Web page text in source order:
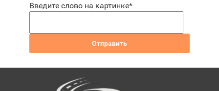
Введите слово на картинке*